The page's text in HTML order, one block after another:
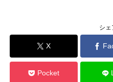
シェ
X
Pocket